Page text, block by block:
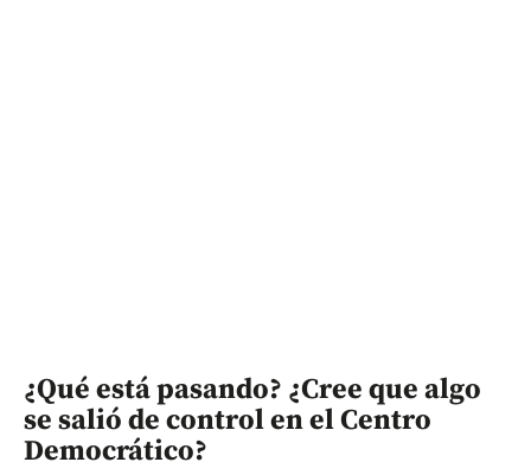
¿Qué está pasando? ¿Cree que algo
se salió de control en el Centro
Democrático?